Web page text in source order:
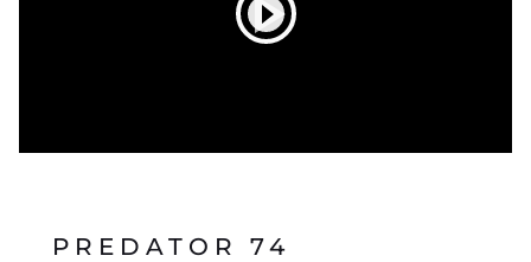
PREDATOR 74